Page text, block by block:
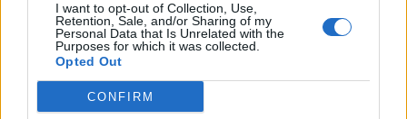
I want to opt-out of Collection, Use,
Retention, Sale, and/or Sharing of my
Personal Data that Is Unrelated with the
Purposes for which it was collected.
Opted Out
CONFIRM